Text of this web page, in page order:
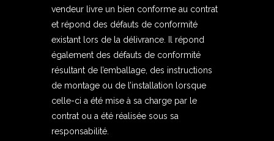
vendeur livre un bien conforme au contrat
et répond des défauts de conformité
existant lors de la délivrance. Il répond
également des défauts de conformité
résultant de l’emballage, des instructions
de montage ou de l’installation lorsque
celle-ci a été mise à sa charge par le
contrat ou a été réalisée sous sa
responsabilité.